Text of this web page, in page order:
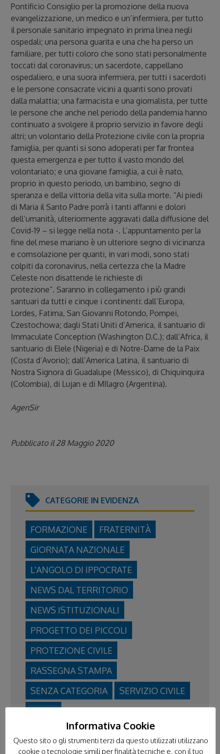
Pontificio Consiglio per la promozione della nuova
evangelizzazione, un medico e un’infermiera, per tutto
il personale sanitario impegnato in prima linea negli
ospedali; una persona guarita e una che ha perso un
familiare, per tutti coloro che sono stati personalmente
toccati dal coronavirus; un sacerdote, cappellano
ospedaliero, e una suora infermiera, per tutti i sacerdoti
e le persone consacrate vicini a quanti sono provati
dalla malattia; una farmacista e una giornalista, per tutte
le persone che anche nel periodo della pandemia hanno
continuato a svolgere il proprio servizio in favore degli
altri; un volontario della Protezione civile con la propria
famiglia, per quanti si sono adoperati per far frontea
questa emergenza e per tutto il vasto mondo del
volontariato; e una giovane famiglia, a cui è nato,
proprio in questo periodo, un bambino, segno di
speranza e della vittoria della vita sulla morte. “Ai piedi
di Maria il Santo Padre porrà i tanti affanni e dolori
dell’umanità, ulteriormente aggravati dalla diffusione del
Covid-19 – si legge nella nota -. L’appuntamento per la
fine del mese mariano è un ulteriore segno di vicinanza
e comsolazione per quanti, in vari modi, sono stati
colpiti da coronavirus, nella certezza che la Madre
Celeste non disattende le richieste di
protezione”. Saranno in collegamento i più grandi
santuari da tutti e cinque i continenti: dall’Europa,
Lordes, Fatima, San Giovanni Rotondo, Pompei,
Czestochowa; dagli Stati Uniti d’America, il santuario di
Immaculate Conception (Washington D.C.); dall’Africa, il
santuario di Elele (Nigeria) e di Notre-Dame de la Paix
(Costa d’Avorio); dall’America Latina, il santuario di
Nostra Signora di Guadalupe (Messico), di Chiquinquira
(Colombia), di Lujan e di MIlagro (Argentina).
AgenSir
Pubblicato il 28 Maggio 2020
CATEGORIE IN EVIDENZA
FORMAZIONE
FRATERNITÀ
GIORNATA NAZIONALE
L'ANGOLO DI IPPOCRATE
NEWS DAL TERRITORIO
NEWS ISTITUZIONALI
PROGETTO DEI PICCOLI
PROTEZIONE CIVILE
RASSEGNA STAMPA
SENZA CATEGORIA
SERVIZIO CIVILE
VIDEO
VOLONTARIATO IN TERRA SANTA
Informativa Cookie
Questo sito o gli strumenti terzi da questo utilizzati utilizzano
cookie o tecnologie simili per finalità tecniche e, con il tuo